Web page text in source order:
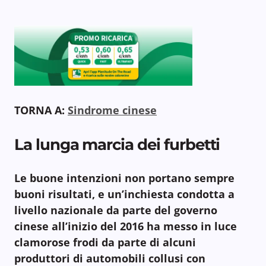
TORNA A: Sindrome cinese
La lunga marcia dei furbetti
Le buone intenzioni non portano sempre
buoni risultati, e un’inchiesta condotta a
livello nazionale da parte del governo
cinese all’inizio del 2016 ha messo in luce
clamorose frodi da parte di alcuni
produttori di automobili collusi con